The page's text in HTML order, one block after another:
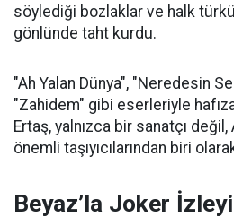
söylediği bozlaklar ve halk
gönlünde taht kurdu.
"Ah Yalan Dünya", "Neredesin
"Zahidem" gibi eserleriyle
Ertaş, yalnızca bir sanatçı
önemli taşıyıcılarından biri
Beyaz’la Joker